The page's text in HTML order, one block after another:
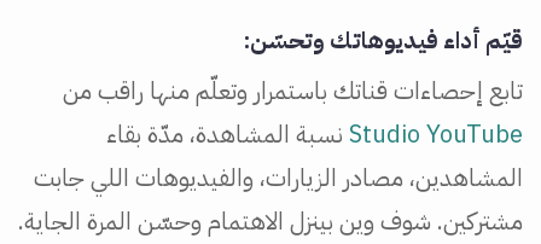
قيّم أداء فيديوهاتك وتحسّن:
تابع إحصاءات قناتك باستمرار وتعلّم منها راقب من
Studio YouTube نسبة المشاهدة، مدّة بقاء
المشاهدين، مصادر الزيارات، والفيديوهات اللي جابت
مشتركين. شوف وين بينزل الاهتمام وحسّن المرة الجاية.